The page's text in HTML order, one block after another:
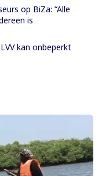
op BiZa: “Alle
is
kan onbeperkt